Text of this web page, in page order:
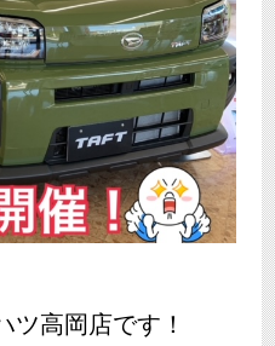
ツ高岡店です！